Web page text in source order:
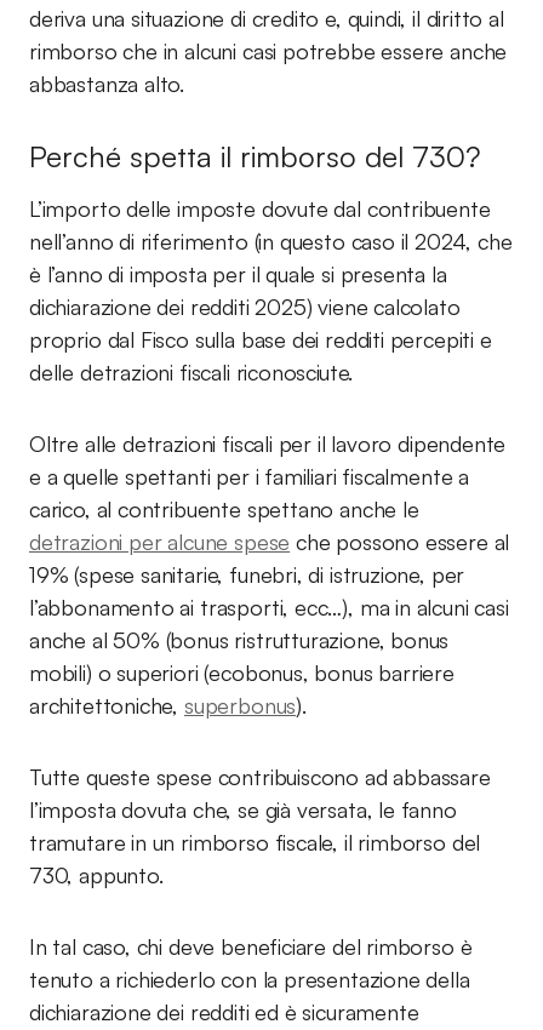
deriva una situazione di credito e, quindi, il diritto al
rimborso che in alcuni casi potrebbe essere anche
abbastanza alto.
Perché spetta il rimborso del 730?
L’importo delle imposte dovute dal contribuente
nell’anno di riferimento (in questo caso il 2024, che
è l’anno di imposta per il quale si presenta la
dichiarazione dei redditi 2025) viene calcolato
proprio dal Fisco sulla base dei redditi percepiti e
delle detrazioni fiscali riconosciute.
Oltre alle detrazioni fiscali per il lavoro dipendente
e a quelle spettanti per i familiari fiscalmente a
carico, al contribuente spettano anche le
detrazioni per alcune spese che possono essere al
19% (spese sanitarie, funebri, di istruzione, per
l’abbonamento ai trasporti, ecc…), ma in alcuni casi
anche al 50% (bonus ristrutturazione, bonus
mobili) o superiori (ecobonus, bonus barriere
architettoniche, superbonus).
Tutte queste spese contribuiscono ad abbassare
l’imposta dovuta che, se già versata, le fanno
tramutare in un rimborso fiscale, il rimborso del
730, appunto.
In tal caso, chi deve beneficiare del rimborso è
tenuto a richiederlo con la presentazione della
dichiarazione dei redditi ed è sicuramente